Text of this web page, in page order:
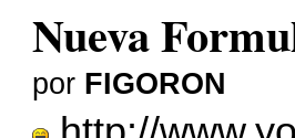
Nueva
por FIGORON